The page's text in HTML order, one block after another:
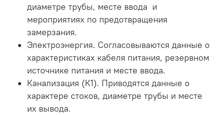
диаметре трубы, месте ввода и
мероприятиях по предотвращения
замерзания.
Электроэнергия. Согласовываются данные о
характеристиках кабеля питания, резервном
источнике питания и месте ввода.
Канализация (К1). Приводятся данные о
характере стоков, диаметре трубы и месте
их вывода.